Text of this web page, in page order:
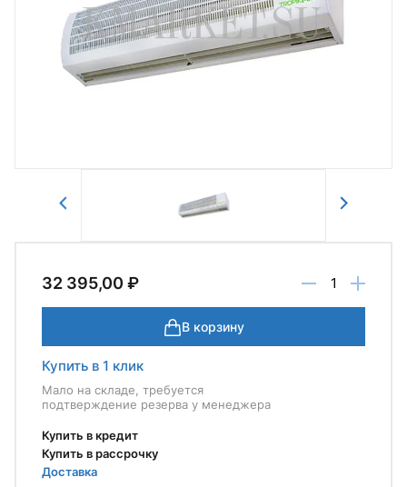
32 395,00 ₽
В корзину
Купить в 1 клик
Мало на складе, требуется
подтверждение резерва у менеджера
Купить в кредит
Купить в рассрочку
Доставка
Авторизоваться